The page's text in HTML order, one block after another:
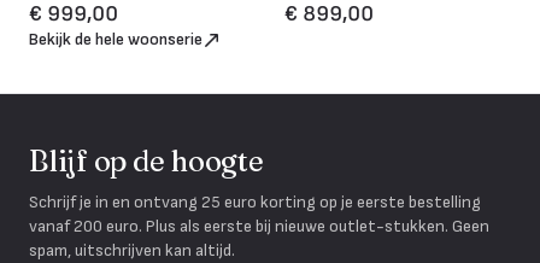
€ 999,00 € 899,00
Bekijk de hele woonserie
Blijf op de hoogte
Schrijf je in en ontvang 25 euro korting op je eerste bestelling
vanaf 200 euro. Plus als eerste bij nieuwe outlet-stukken. Geen
spam, uitschrijven kan altijd.